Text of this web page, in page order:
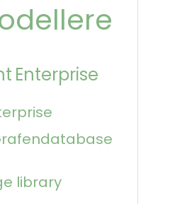
Enterprise
library